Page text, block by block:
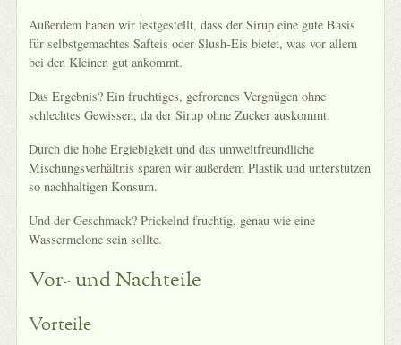
Außerdem haben wir festgestellt, dass der Sirup eine gute Basis
für selbstgemachtes Safteis oder Slush-Eis bietet, was vor allem
bei den Kleinen gut ankommt.
Das Ergebnis? Ein fruchtiges, gefrorenes Vergnügen ohne
schlechtes Gewissen, da der Sirup ohne Zucker auskommt.
Durch die hohe Ergiebigkeit und das umweltfreundliche
Mischungsverhältnis sparen wir außerdem Plastik und unterstützen
so nachhaltigen Konsum.
Und der Geschmack? Prickelnd fruchtig, genau wie eine
Wassermelone sein sollte.
Vor- und Nachteile
Vorteile